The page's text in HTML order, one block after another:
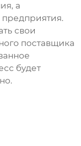
а
свои
поставщика
будет